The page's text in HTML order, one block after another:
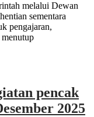
melalui Dewan
sementara
pengajaran,
pencak
2025